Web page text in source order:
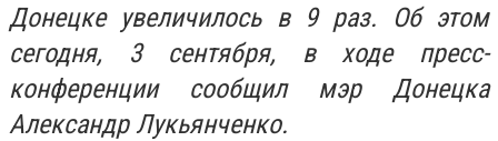
Донецке увеличилось в 9 раз. Об этом
сегодня, 3 сентября, в ходе пресс-
конференции сообщил мэр Донецка
Александр Лукьянченко.